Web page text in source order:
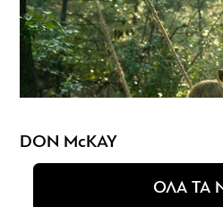
DON McKAY
ΟΛΑ ΤΑ